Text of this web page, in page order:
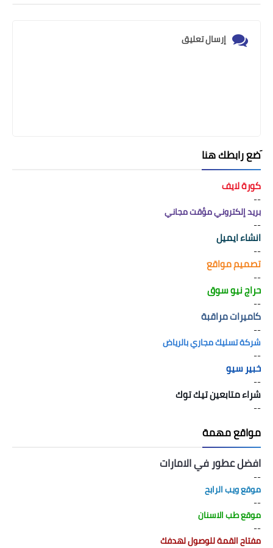
إرسال تعليق
َضع رابطك هنا
كورة لايف
--
بريد إلكتروني مؤقت مجاني
--
انشاء ايميل
--
تصميم مواقع
--
حراج نيو سوق
--
كاميرات مراقبة
--
شركة تسليك مجاري بالرياض
--
خبير سيو
--
شراء متابعين تيك توك
--
مواقع مهمة
افضل عطور في الامارات
--
موقع ويب الرابح
--
موقع طب الاسنان
--
مفتاح القمة للوصول لهدفك